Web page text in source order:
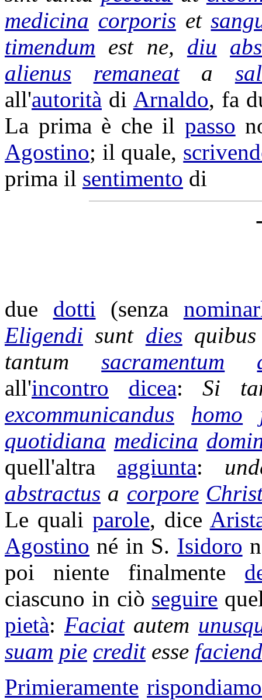
medicina corporis et
timendum est ne, diu
alienus
remaneata
all'autorità di Arnaldo, fa
La prima è che il passo
Agostino; il quale,
prima il sentimento di
due dotti (senza
Eligendi sunt dies
tantumsacramentum
all'incontro dicea:Si
excommunicandus
homo
quotidiana medicina
quell'altra aggiunta:
abstractus a corpore
Le quali parole, dice
Agostino né in S. Isidoro
poi niente finalmente
ciascuno in ciò seguire
pietà: Faciatautem
suam pie creditesse
Primieramente rispondiamo